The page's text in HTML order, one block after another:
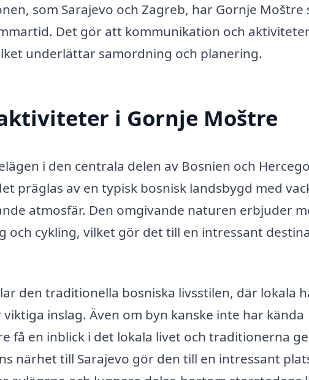
som Sarajevo och Zagreb, har Gornje Moštre
Det gör att kommunikation och
underlättar samordning och planering.
i Gornje Moštre
i den centrala delen av Bosnien och
präglas av en typisk bosnisk landsbygd med
atmosfär. Den omgivande naturen erbjuder
och cykling, vilket gör det till en intressant
den traditionella bosniska livsstilen, där lokala
inslag. Även om byn kanske inte har kända
få en inblick i det lokala livet och traditionerna
närhet till Sarajevo gör den till en intressant